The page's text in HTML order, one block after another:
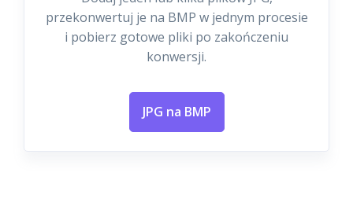
przekonwertuj je na BMP w jednym procesie
i pobierz gotowe pliki po zakończeniu
konwersji.
JPG na BMP